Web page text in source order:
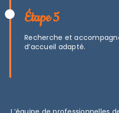
Étape 5
Recherche et
d’accueil adapté.